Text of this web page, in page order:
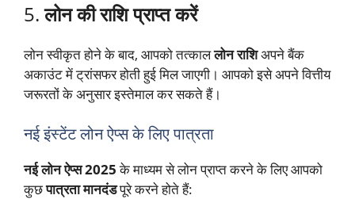
5.लोन की राशि प्राप्त करें
लोन स्वीकृत होने के बाद, आपको तत्काललोन राशिअपने बैंक
अकाउंट में ट्रांसफर होती हुई मिल जाएगी। आपको इसे अपने वित्तीय
जरूरतों के अनुसार इस्तेमाल कर सकते हैं।
नई इंस्टेंट लोन ऐप्स के लिए पात्रता
नई लोन ऐप्स 2025के माध्यम से लोन प्राप्त करने के लिए आपको
कुछपात्रता मानदंडपूरे करने होते हैं: